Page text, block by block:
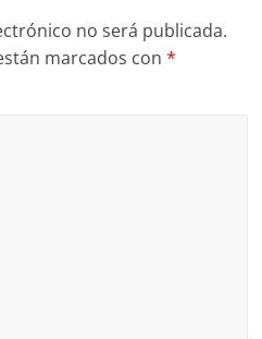
no será publicada.
marcados con*